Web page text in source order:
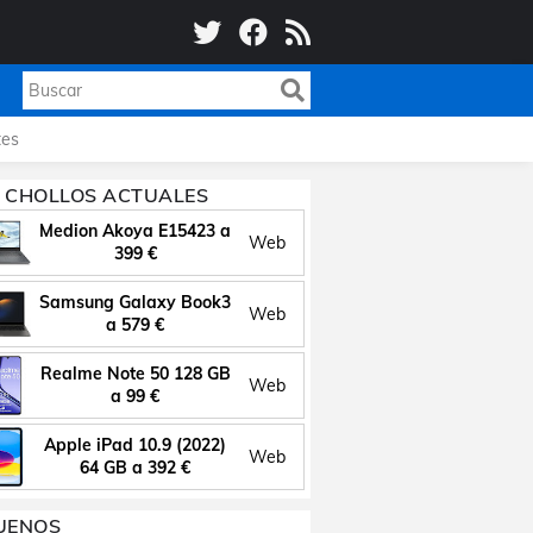
CHOLLOS ACTUALES
Medion Akoya E15423 a
399 €
Web
Samsung Galaxy Book3
a 579 €
Web
Realme Note 50 128 GB
a 99 €
Web
Apple iPad 10.9 (2022)
64 GB a 392 €
Web